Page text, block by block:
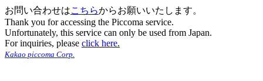
お問い合わせはこちらからお願いいたします。
Thank you for accessing the Piccoma service.
Unfortunately, this service can only be used from Japan.
For inquiries, please click here.
Kakao piccoma Corp.